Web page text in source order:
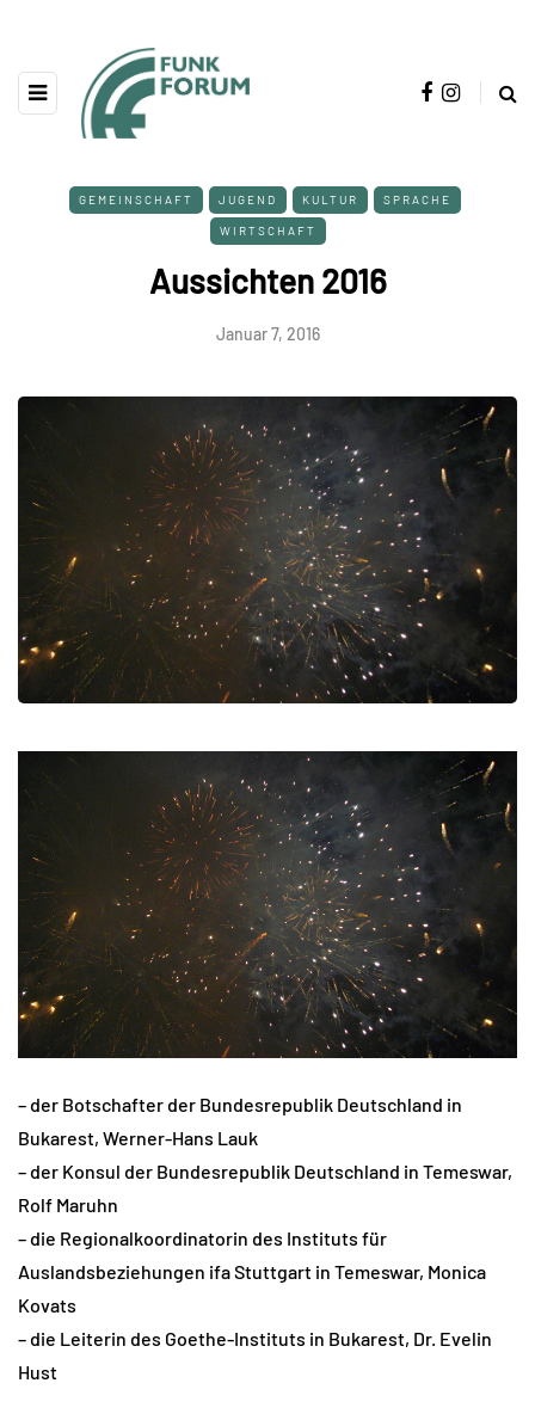
GEMEINSCHAFT JUGEND KULTUR SPRACHE
WIRTSCHAFT
Aussichten 2016
Januar 7, 2016
– der Botschafter der Bundesrepublik Deutschland in
Bukarest, Werner-Hans Lauk
– der Konsul der Bundesrepublik Deutschland in Temeswar,
Rolf Maruhn
– die Regionalkoordinatorin des Instituts für
Auslandsbeziehungen ifa Stuttgart in Temeswar, Monica
Kovats
– die Leiterin des Goethe-Instituts in Bukarest, Dr. Evelin
Hust